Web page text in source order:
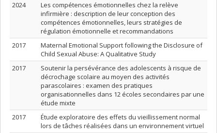
2024
Les compétences émotionnelles chez la relève
infirmière : description de leur conception des
compétences émotionnelles, leurs stratégies de
régulation émotionnelle et recommandations
2017
Maternal Emotional Support following the Disclosure of
Child Sexual Abuse: A Qualitative Study
2017
Soutenir la persévérance des adolescents à risque de
décrochage scolaire au moyen des activités
parascolaires : examen des pratiques
organisationnelles dans 12 écoles secondaires par une
étude mixte
2017
Étude exploratoire des effets du vieillissement normal
lors de tâches réalisées dans un environnement virtuel